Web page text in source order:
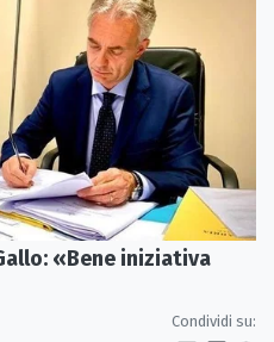
«Bene iniziativa
Condividi su: